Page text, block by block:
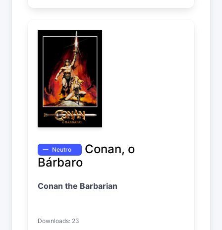
Neutro
Conan, o
Bárbaro
Conan the Barbarian
Downloads: 23